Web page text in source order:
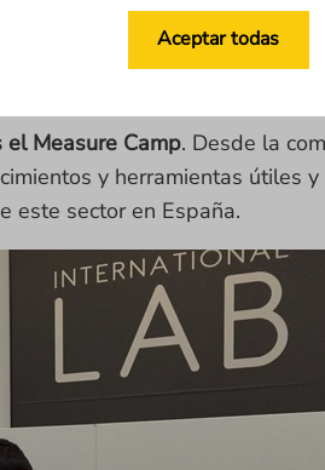
Aceptar todas
en Madrid, este singular
minutos), suponemos
Measure Camp. Desde la
y herramientas útiles
este sector en España.